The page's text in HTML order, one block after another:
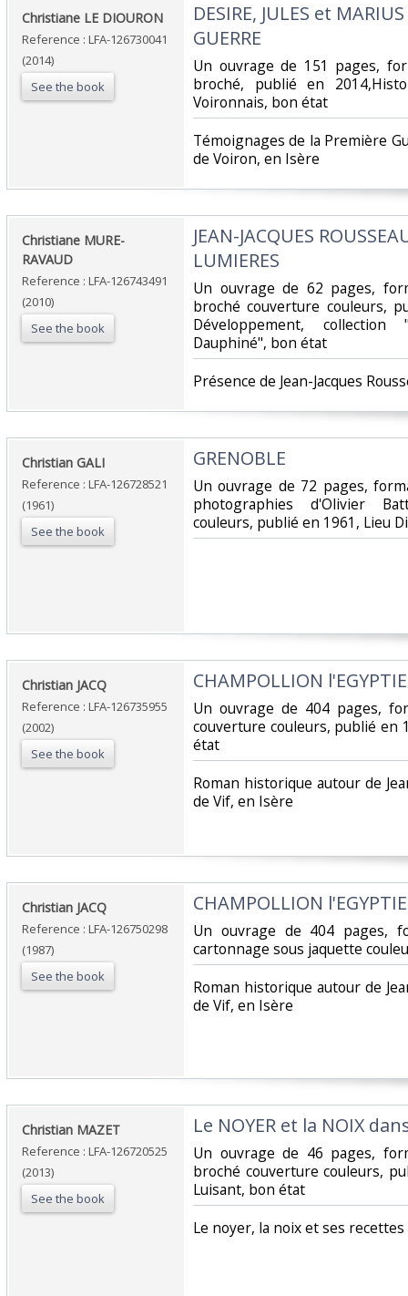
‎Christiane LE DIOURON‎
Reference : LFA-126730041
(2014)
See the book
‎DESIRE, JULES et
GUERRE‎
‎Un ouvrage de 151 pages,
broché, publié en
Voironnais, bon état‎
‎Témoignages de la Première
de Voiron, en Isère‎
‎Christiane MURE-
RAVAUD‎
Reference : LFA-126743491
(2010)
See the book
‎JEAN-JACQUES
LUMIERES‎
‎Un ouvrage de 62 pages,
broché couverture couleurs,
Développement, collection
Dauphiné", bon état‎
‎Présence de Jean-Jacques
‎Christian GALI‎
Reference : LFA-126728521
(1961)
See the book
‎GRENOBLE‎
‎Un ouvrage de 72 pages,
photographies d'Olivier
couleurs, publié en 1961, Lieu
‎Christian JACQ‎
Reference : LFA-126735955
(2002)
See the book
‎CHAMPOLLION
‎Un ouvrage de 404 pages,
couverture couleurs, publié en
état‎
‎Roman historique autour de
de Vif, en Isère‎
‎Christian JACQ‎
Reference : LFA-126750298
(1987)
See the book
‎CHAMPOLLION
‎Un ouvrage de 404 pages,
cartonnage sous jaquette
‎Roman historique autour de
de Vif, en Isère‎
‎Christian MAZET‎
Reference : LFA-126720525
(2013)
See the book
‎Le NOYER et la NOIX
‎Un ouvrage de 46 pages,
broché couverture couleurs,
Luisant, bon état‎
‎Le noyer, la noix et ses